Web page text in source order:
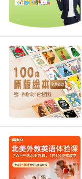
9. And of
economists
说法
10. Corrupt
sort of thing.
的经济学家 不公